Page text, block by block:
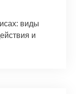
виды
и